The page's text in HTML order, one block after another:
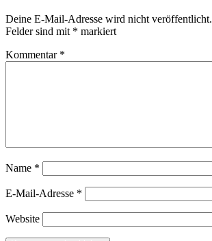
Deine E-Mail-Adresse wird nicht veröffentlicht.
Felder sind mit * markiert
Kommentar *
Name *
E-Mail-Adresse *
Website